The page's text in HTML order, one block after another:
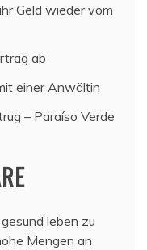
Geld wieder vom
ab
einer Anwältin
– Paraíso Verde
leben zu
Mengen an